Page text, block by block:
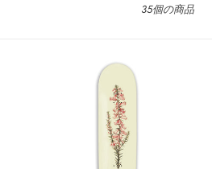
35個の商品
[PASS~PORT]